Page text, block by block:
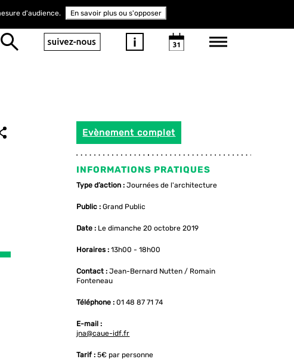
Evènement complet
INFORMATIONS PRATIQUES
Type d’action : Journées de l'architecture
Public : Grand Public
Date : Le dimanche 20 octobre 2019
Horaires : 13h00 - 18h00
Contact : Jean-Bernard Nutten / Romain
Fonteneau
Téléphone : 01 48 87 71 74
E-mail :
jna@caue-idf.fr
Tarif : 5€ par personne
d'audience. En savoir plus ou s'opposer